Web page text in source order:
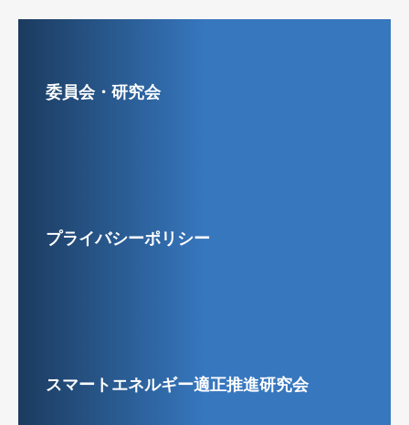
委員会・研究会
プライバシーポリシー
スマートエネルギー適正推進研究会